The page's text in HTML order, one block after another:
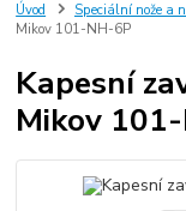
Úvod Speciální nože a
Mikov 101-NH-6P
Kapesní
Mikov